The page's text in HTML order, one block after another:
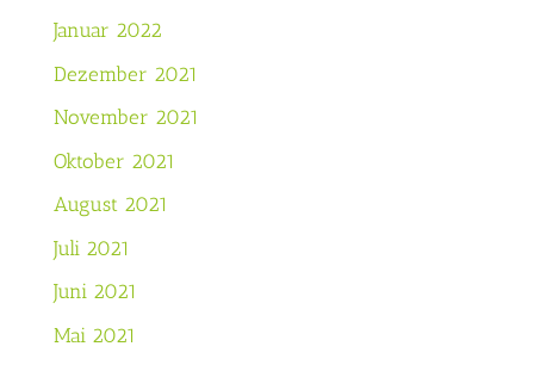
Januar 2022
Dezember 2021
November 2021
Oktober 2021
August 2021
Juli 2021
Juni 2021
Mai 2021